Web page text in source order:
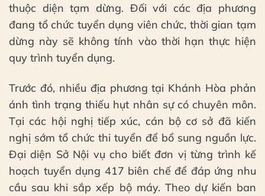
thuộc diện tạm dừng. Đối với các địa phương
đang tổ chức tuyển dụng viên chức, thời gian tạm
dừng này sẽ không tính vào thời hạn thực hiện
quy trình tuyển dụng.
Trước đó, nhiều địa phương tại Khánh Hòa phản
ánh tình trạng thiếu hụt nhân sự có chuyên môn.
Tại các hội nghị tiếp xúc, cán bộ cơ sở đã kiến
nghị sớm tổ chức thi tuyển để bổ sung nguồn lực.
Đại diện Sở Nội vụ cho biết đơn vị từng trình kế
hoạch tuyển dụng 417 biên chế để đáp ứng nhu
cầu sau khi sắp xếp bộ máy. Theo dự kiến ban